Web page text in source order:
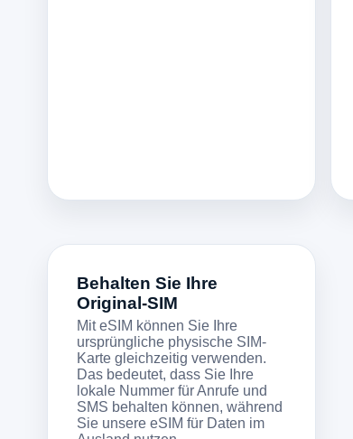
Behalten Sie Ihre
Original-SIM
Mit eSIM können Sie Ihre
ursprüngliche physische SIM-
Karte gleichzeitig verwenden.
Das bedeutet, dass Sie Ihre
lokale Nummer für Anrufe und
SMS behalten können, während
Sie unsere eSIM für Daten im